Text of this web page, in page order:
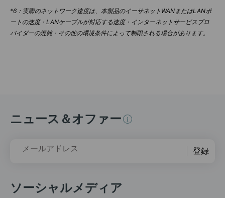
*6：実際のネットワーク速度は、本製品のイーサネットWANまたはLANポ
ートの速度・LANケーブルが対応する速度・インターネットサービスプロ
バイダーの混雑・その他の環境条件によって制限される場合があります。
ニュース＆オファー
メールアドレス 登録
ソーシャルメディア